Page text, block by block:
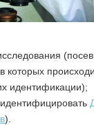
в которых
идентификации);
).